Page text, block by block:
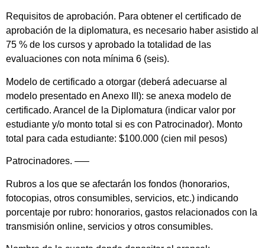
Requisitos de aprobación. Para obtener el certificado de
aprobación de la diplomatura, es necesario haber asistido al
75 % de los cursos y aprobado la totalidad de las
evaluaciones con nota mínima 6 (seis).
Modelo de certificado a otorgar (deberá adecuarse al
modelo presentado en Anexo III): se anexa modelo de
certificado. Arancel de la Diplomatura (indicar valor por
estudiante y/o monto total si es con Patrocinador). Monto
total para cada estudiante: $100.000 (cien mil pesos)
Patrocinadores. —–
Rubros a los que se afectarán los fondos (honorarios,
fotocopias, otros consumibles, servicios, etc.) indicando
porcentaje por rubro: honorarios, gastos relacionados con la
transmisión online, servicios y otros consumibles.